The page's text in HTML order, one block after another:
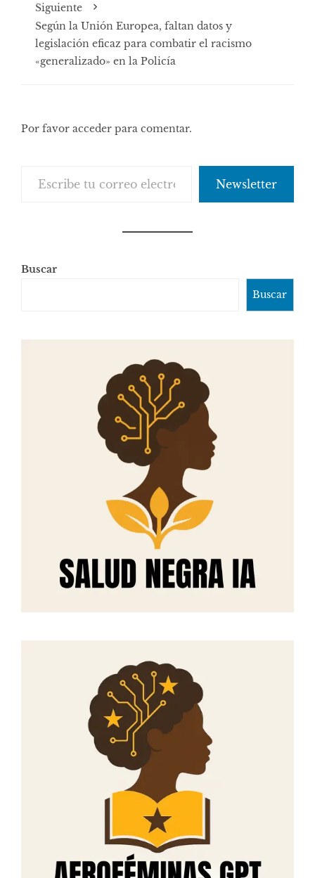
Siguiente
Según la Unión Europea, faltan datos y
legislación eficaz para combatir el racismo
«generalizado» en la Policía
Por favor acceder para comentar.
Newsletter
Buscar
Buscar